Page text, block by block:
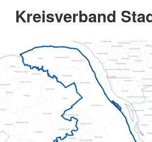
Kreisverband